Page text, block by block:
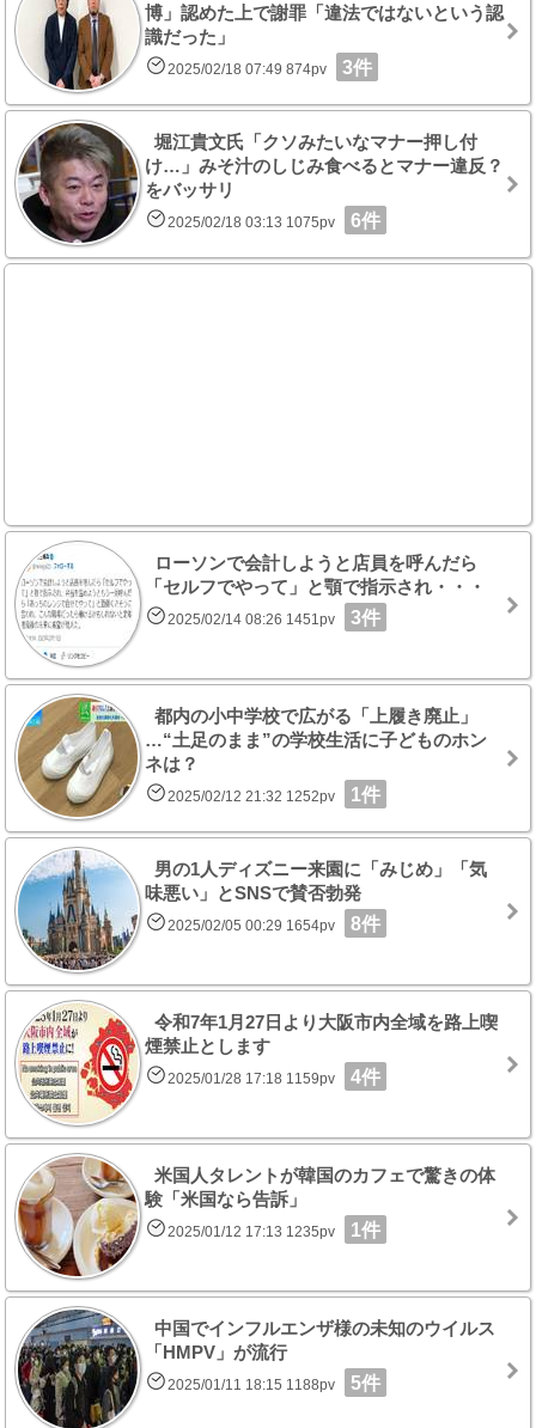
博」認めた上で謝罪「違法ではないという認
識だった」
2025/02/18 07:49 874pv 3件
堀江貴文氏「クソみたいなマナー押し付
け…」みそ汁のしじみ食べるとマナー違反？
をバッサリ
2025/02/18 03:13 1075pv 6件
ローソンで会計しようと店員を呼んだら
「セルフでやって」と顎で指示され・・・
2025/02/14 08:26 1451pv 3件
都内の小中学校で広がる「上履き廃止」
…“土足のまま”の学校生活に子どものホン
ネは？
2025/02/12 21:32 1252pv 1件
男の1人ディズニー来園に「みじめ」「気
味悪い」とSNSで賛否勃発
2025/02/05 00:29 1654pv 8件
令和7年1月27日より大阪市内全域を路上喫
煙禁止とします
2025/01/28 17:18 1159pv 4件
米国人タレントが韓国のカフェで驚きの体
験「米国なら告訴」
2025/01/12 17:13 1235pv 1件
中国でインフルエンザ様の未知のウイルス
「HMPV」が流行
2025/01/11 18:15 1188pv 5件